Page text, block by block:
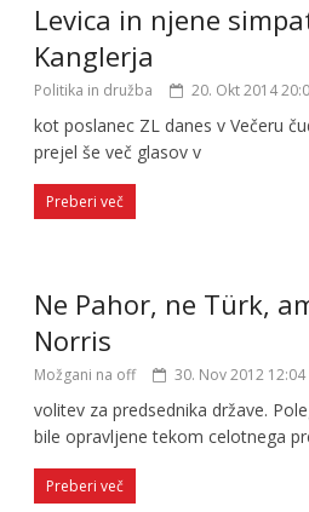
Levica in njene
Kanglerja
Politika in družba 20. Okt 2014
kot poslanec ZL danes v Večeru
prejel še več glasov v
Preberi več
Ne Pahor, ne Türk,
Norris
Možgani na off 30. Nov 2012 12:04
volitev za predsednika države.
bile opravljene tekom celotnega
Preberi več